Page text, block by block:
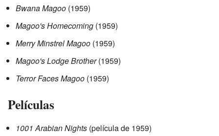
Bwana Magoo (1959)
Magoo's Homecoming (1959)
Merry Minstrel Magoo (1959)
Magoo's Lodge Brother(1959)
Terror Faces Magoo (1959)
Películas
1001 Arabian Nights (película de 1959)